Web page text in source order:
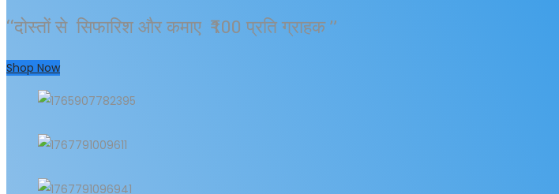
“दोस्तों से सिफारिश और कमाए ₹100 प्रति ग्राहक ”
Shop Now